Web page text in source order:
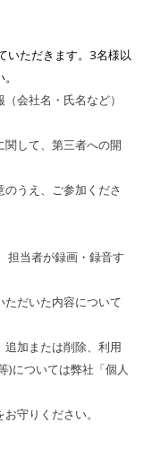
ただきます。 3名様以
会社名・氏名など）
関して、第三者への開
うえ、ご参加くださ
担当者が録画・録音す
だいた内容について
追加または削除、利用
)については弊社「個人
守りください。